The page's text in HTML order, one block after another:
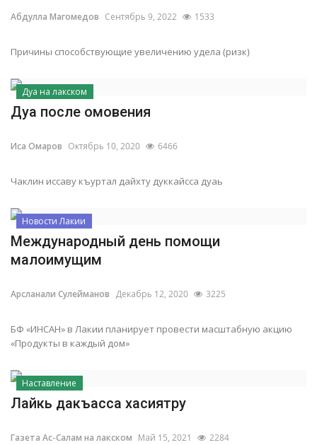
Абдулла Магомедов Сентябрь 9, 2022 1533
Причины способствующие увеличению удела (ризк)
Дуа на лакском
Дуа после омовения
Иса Омаров Октябрь 10, 2020 6466
Чаклин иссаву къуртал дайхту дуккайсса дуаь
Новости Лакии
Международный день помощи
малоимущим
Арсланали Сулейманов Декабрь 12, 2020 3225
БФ «ИНСАН» в Лакии планирует провести масштабную акцию
«Продукты в каждый дом»
Наставление
Лайкь дакъасса хасиятру
Газета Ас-Салам на лакском Май 15, 2021 2284